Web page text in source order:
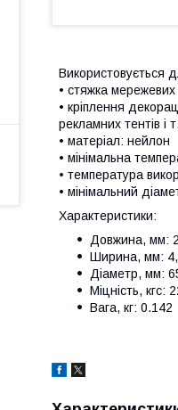
Використовується
• стяжка мережевих
• кріплення
рекламних тентів і
• матеріал: нейлон
• мінімальна
• температура
• мінімальний
Характеристики:
Довжина, мм:
Ширина, мм:
Діаметр, мм:
Міцність, кгс:
Вага, кг: 0.142